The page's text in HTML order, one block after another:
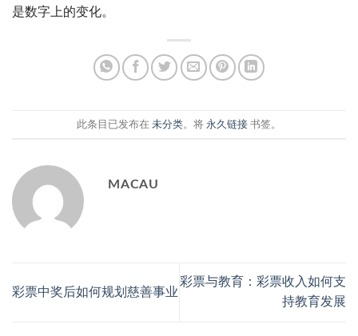
是数字上的变化。
此条目已发布在 未分类。将 永久链接 书签。
MACAU
彩票中奖后如何规划慈善事业
彩票与教育：彩票收入如何支
持教育发展